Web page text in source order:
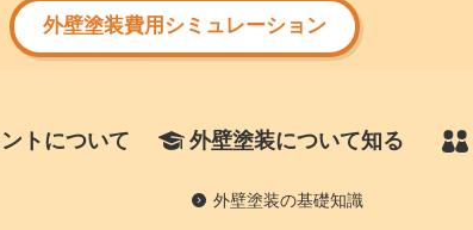
外壁塗装費用シミュレーション
トについて 外壁塗装について知る
外壁塗装の基礎知識